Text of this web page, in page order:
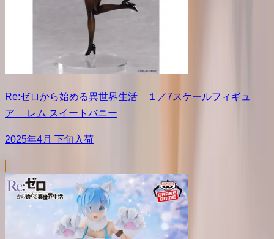
Re:ゼロから始める異世界生活 １／7スケールフィギュ
ア レム スイートバニー
2025年4月 下旬入荷